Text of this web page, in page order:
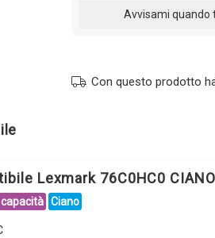
Con questo prodotto
Lexmark 76C0HC0 CIANO
Ciano